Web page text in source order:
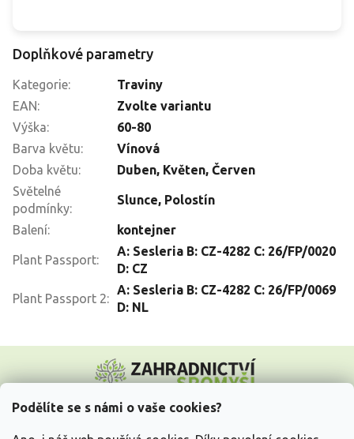
Podělíte se s námi o vaše cookies?
Doplňkové parametry
Kategorie:
Traviny
EAN:
Zvolte variantu
Výška:
60-80
Barva květu:
Vínová
Doba květu: Duben, Květen, Červen
Světelné
podmínky:
Slunce, Polostín
Balení: kontejner
Plant Passport:
A: Sesleria B: CZ-4282 C: 26/FP/0020
D: CZ
Plant Passport 2:
A: Sesleria B: CZ-4282 C: 26/FP/0069
D: NL
p